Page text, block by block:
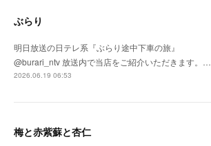
ぶらり
明日放送の日テレ系『ぶらり途中下車の旅』
@burari_ntv 放送内で当店をご紹介いただきます。…
2026.06.19 06:53
梅と赤紫蘇と杏仁